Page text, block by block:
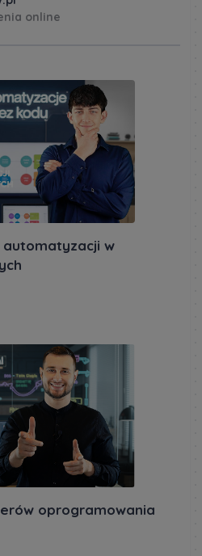
online
automatyzacji w
oprogramowania